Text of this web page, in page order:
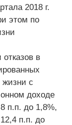
2018 г.
этом по
в
жизни с
доходе
п.п. до 1,8%,
п.п. до